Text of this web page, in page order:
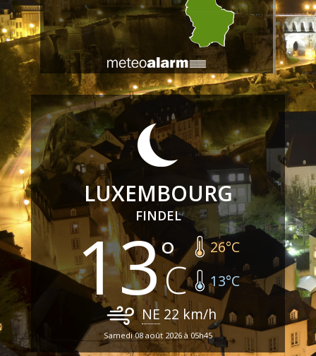
LUXEMBOURG
FINDEL
13 26°C
13°C
NE 22 km/h
Samedi 08 août 2026 à 05h45